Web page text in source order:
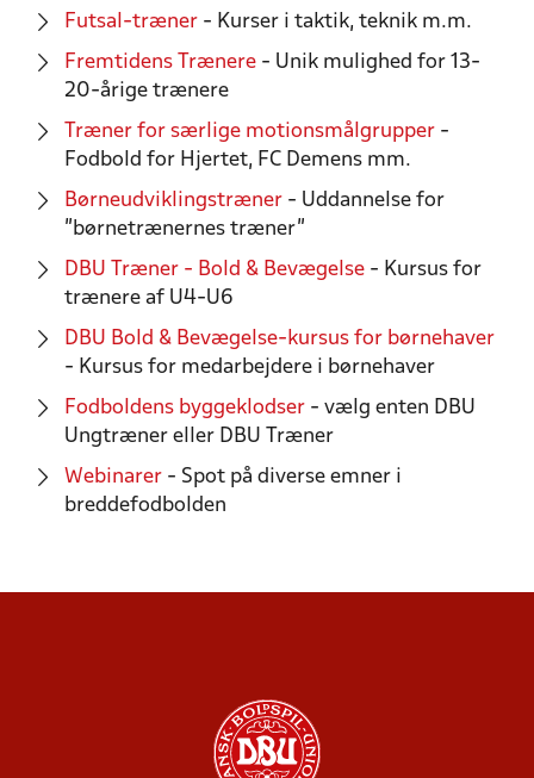
Futsal-træner - Kurser i taktik, teknik m.m.
Fremtidens Trænere - Unik mulighed for 13-
20-årige trænere
Træner for særlige motionsmålgrupper -
Fodbold for Hjertet, FC Demens mm.
Børneudviklingstræner - Uddannelse for
"børnetrænernes træner"
DBU Træner - Bold & Bevægelse - Kursus for
trænere af U4-U6
DBU Bold & Bevægelse-kursus for børnehaver
- Kursus for medarbejdere i børnehaver
Fodboldens byggeklodser - vælg enten DBU
Ungtræner eller DBU Træner
Webinarer - Spot på diverse emner i
breddefodbolden